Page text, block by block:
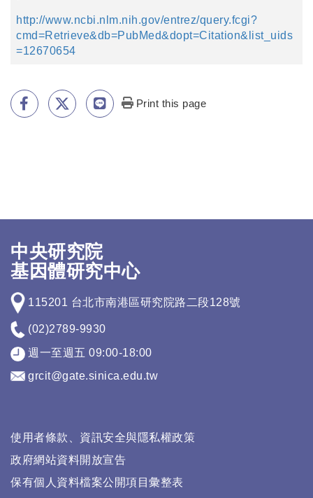
http://www.ncbi.nlm.nih.gov/entrez/query.fcgi?
cmd=Retrieve&db=PubMed&dopt=Citation&list_uids
=12670654
Print this page
中央研究院
基因體研究中心
115201 台北市南港區研究院路二段128號
(02)2789-9930
週一至週五 09:00-18:00
grcit@gate.sinica.edu.tw
使用者條款、資訊安全與隱私權政策
政府網站資料開放宣告
保有個人資料檔案公開項目彙整表